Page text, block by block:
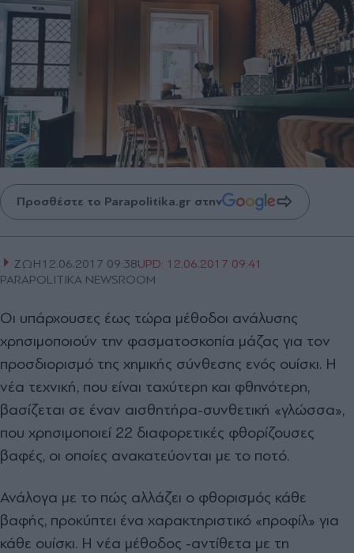
Προσθέστε το Parapolitika.gr στην
ΖΩΗ12.06.2017 09:38UPD: 12.06.2017 09:41
PARAPOLITIKA NEWSROOM
Οι υπάρχουσες έως τώρα μέθοδοι ανάλυσης
χρησιμοποιούν την φασματοσκοπία μάζας για τον
προσδιορισμό της χημικής σύνθεσης ενός ουίσκι. Η
νέα τεχνική, που είναι ταχύτερη και φθηνότερη,
βασίζεται σε έναν αισθητήρα-συνθετική «γλώσσα»,
που χρησιμοποιεί 22 διαφορετικές φθορίζουσες
βαφές, οι οποίες ανακατεύονται με το ποτό.
Ανάλογα με το πώς αλλάζει ο φθορισμός κάθε
βαφής, προκύπτει ένα χαρακτηριστικό «προφίλ» για
κάθε ουίσκι. Η νέα μέθοδος -αντίθετα με τη